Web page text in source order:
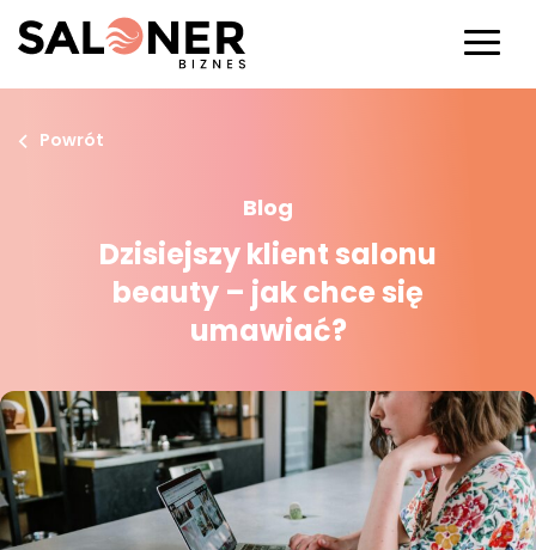
Powrót
Blog
Dzisiejszy klient salonu
beauty – jak chce się
umawiać?